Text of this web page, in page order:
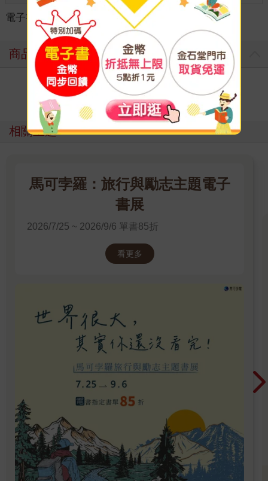
電子書 ＞ 旅遊 ＞ 台灣旅遊 ＞ 北部旅遊
商品評價
寫評價
相關主題
馬可孛羅：旅行與勵志主題電子
書展
2026/7/25 ~ 2026/9/6 單書85折
看更多